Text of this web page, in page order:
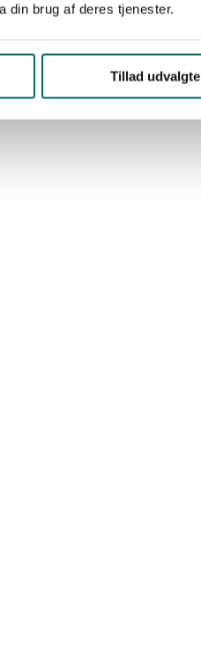
din brug af deres tjenester.
Tillad udvalgte